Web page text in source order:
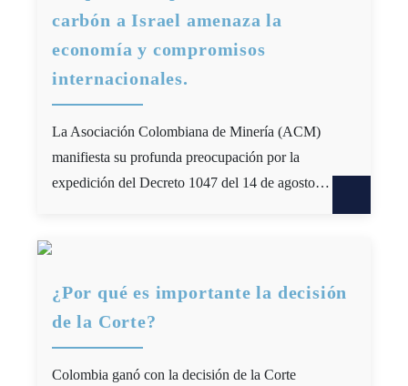
carbón a Israel amenaza la
economía y compromisos
internacionales.
La Asociación Colombiana de Minería (ACM)
manifiesta su profunda preocupación por la
expedición del Decreto 1047 del 14 de agosto…
¿Por qué es importante la decisión
de la Corte?
Colombia ganó con la decisión de la Corte